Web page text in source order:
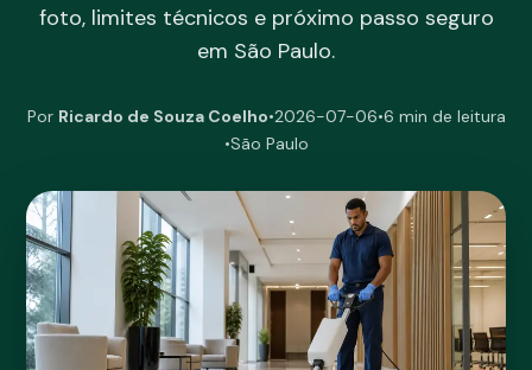
foto, limites técnicos e próximo passo seguro
em São Paulo.
Por Ricardo de Souza Coelho•2026-07-06•6 min de leitura
•São Paulo